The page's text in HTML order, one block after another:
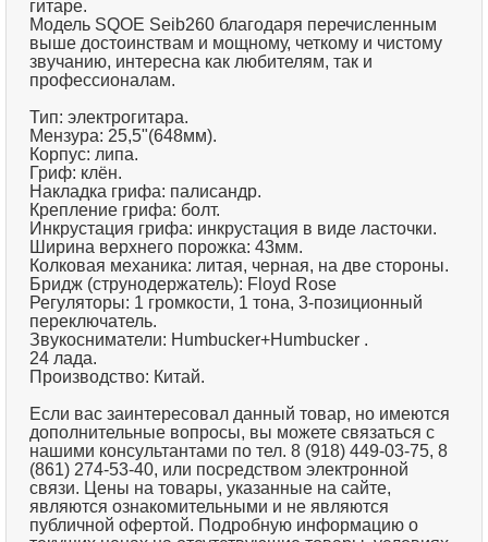
гитаре.
Модель SQOE Seib260 благодаря перечисленным
выше достоинствам и мощному, четкому и чистому
звучанию, интересна как любителям, так и
профессионалам.
Тип: электрогитара.
Мензура: 25,5"(648мм).
Корпус: липа.
Гриф: клён.
Накладка грифа: палисандр.
Крепление грифа: болт.
Инкрустация грифа: инкрустация в виде ласточки.
Ширина верхнего порожка: 43мм.
Колковая механика: литая, черная, на две стороны.
Бридж (струнодержатель): Floyd Rose
Регуляторы: 1 громкости, 1 тона, 3-позиционный
переключатель.
Звукосниматели: Humbucker+Humbucker .
24 лада.
Производство: Китай.
Если вас заинтересовал данный товар, но имеются
дополнительные вопросы, вы можете связаться с
нашими консультантами по тел. 8 (918) 449-03-75, 8
(861) 274-53-40, или посредством электронной
связи. Цены на товары, указанные на сайте,
являются ознакомительными и не являются
публичной офертой. Подробную информацию о